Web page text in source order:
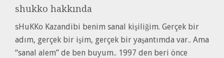
shukko hakkında
sHuKKo Kazandibi benim sanal kişiliğim. Gerçek bir
adım, gerçek bir işim, gerçek bir yaşantımda var.. Ama
“sanal alem” de ben buyum.. 1997 den beri önce